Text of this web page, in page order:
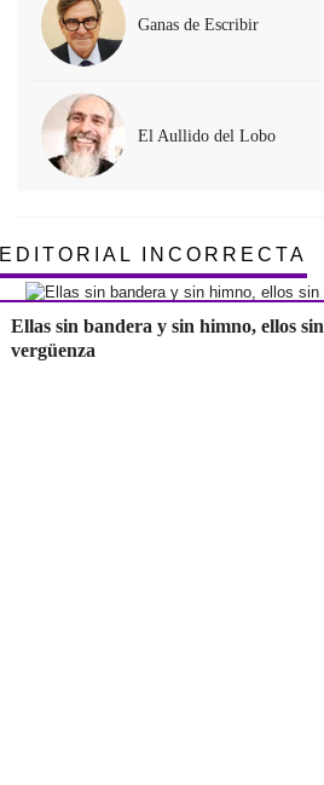
Ganas de Escribir
El Aullido del Lobo
EDITORIAL INCORRECTA
Ellas sin bandera y sin himno, ellos sin
vergüenza